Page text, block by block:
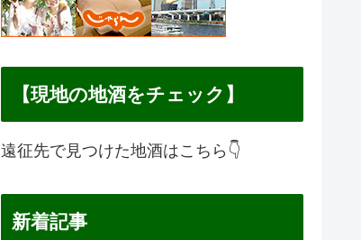
【現地の地酒をチェック】
遠征先で見つけた地酒はこちら👇
新着記事
横浜F・マリノス遠征ガイド｜日産ス